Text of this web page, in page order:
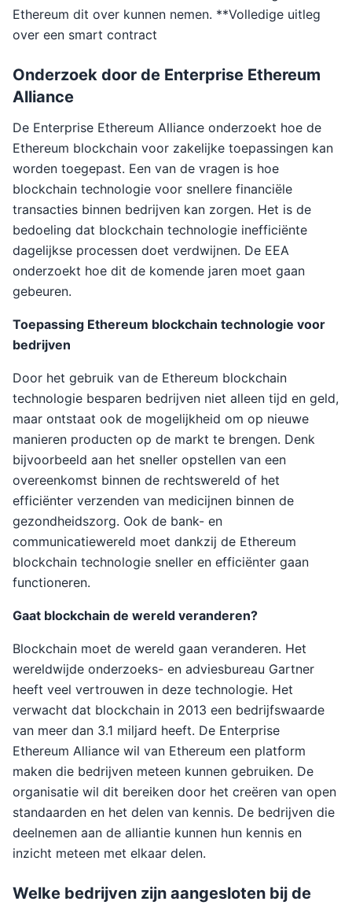
Ethereum dit over kunnen nemen. **Volledige uitleg
over een smart contract
Onderzoek door de Enterprise Ethereum
Alliance
De Enterprise Ethereum Alliance onderzoekt hoe de
Ethereum blockchain voor zakelijke toepassingen kan
worden toegepast. Een van de vragen is hoe
blockchain technologie voor snellere financiële
transacties binnen bedrijven kan zorgen. Het is de
bedoeling dat blockchain technologie inefficiënte
dagelijkse processen doet verdwijnen. De EEA
onderzoekt hoe dit de komende jaren moet gaan
gebeuren.
Toepassing Ethereum blockchain technologie voor
bedrijven
Door het gebruik van de Ethereum blockchain
technologie besparen bedrijven niet alleen tijd en geld,
maar ontstaat ook de mogelijkheid om op nieuwe
manieren producten op de markt te brengen. Denk
bijvoorbeeld aan het sneller opstellen van een
overeenkomst binnen de rechtswereld of het
efficiënter verzenden van medicijnen binnen de
gezondheidszorg. Ook de bank- en
communicatiewereld moet dankzij de Ethereum
blockchain technologie sneller en efficiënter gaan
functioneren.
Gaat blockchain de wereld veranderen?
Blockchain moet de wereld gaan veranderen. Het
wereldwijde onderzoeks- en adviesbureau Gartner
heeft veel vertrouwen in deze technologie. Het
verwacht dat blockchain in 2013 een bedrijfswaarde
van meer dan 3.1 miljard heeft. De Enterprise
Ethereum Alliance wil van Ethereum een platform
maken die bedrijven meteen kunnen gebruiken. De
organisatie wil dit bereiken door het creëren van open
standaarden en het delen van kennis. De bedrijven die
deelnemen aan de alliantie kunnen hun kennis en
inzicht meteen met elkaar delen.
Welke bedrijven zijn aangesloten bij de